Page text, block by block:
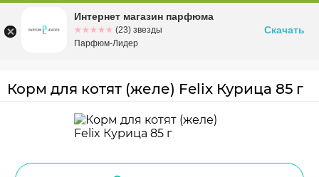
Омскул. Заозерная, 11, к. 1
Корм для котят (желе) Felix Курица 85 г
Интернет магазин парфюма
☆☆☆☆☆
★★★★★ (23) звезды
Парфюм-Лидер
Скачать